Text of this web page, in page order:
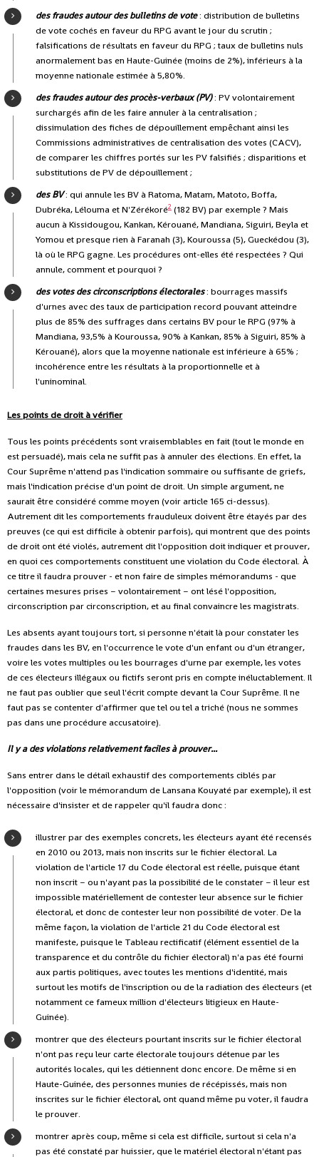
des fraudes autour des bulletins de vote: distribution de bulletins
de vote cochés en faveur du RPG avant le jour du scrutin ;
falsifications de résultats en faveur du RPG ; taux de bulletins nuls
anormalement bas en Haute-Guinée (moins de 2%), inférieurs à la
moyenne nationale estimée à 5,80%.
des fraudes autour des procès-verbaux (PV): PV volontairement
surchargés afin de les faire annuler à la centralisation ;
dissimulation des fiches de dépouillement empêchant ainsi les
Commissions administratives de centralisation des votes (CACV),
de comparer les chiffres portés sur les PV falsifiés ; disparitions et
substitutions de PV de dépouillement ;
des BV: qui annule les BV à Ratoma, Matam, Matoto, Boffa,
Dubréka, Lélouma et N'Zérékoré2 (182 BV) par exemple ? Mais
aucun à Kissidougou, Kankan, Kérouané, Mandiana, Siguiri, Beyla et
Yomou et presque rien à Faranah (3), Kouroussa (5), Gueckédou (3),
là où le RPG gagne. Les procédures ont-elles été respectées ? Qui
annule, comment et pourquoi ?
des votes des circonscriptions électorales: bourrages massifs
d'urnes avec des taux de participation record pouvant atteindre
plus de 85% des suffrages dans certains BV pour le RPG (97% à
Mandiana, 93,5% à Kouroussa, 90% à Kankan, 85% à Siguiri, 85% à
Kérouané), alors que la moyenne nationale est inférieure à 65% ;
incohérence entre les résultats à la proportionnelle et à
l'uninominal.
Les points de droit à vérifier
Tous les points précédents sont vraisemblables en fait (tout le monde en
est persuadé), mais cela ne suffit pas à annuler des élections. En effet, la
Cour Suprême n'attend pas l'indication sommaire ou suffisante de griefs,
mais l'indication précise d'un point de droit. Un simple argument, ne
saurait être considéré comme moyen (voir article 165 ci-dessus).
Autrement dit les comportements frauduleux doivent être étayés par des
preuves (ce qui est difficile à obtenir parfois), qui montrent que des points
de droit ont été violés, autrement dit l'opposition doit indiquer et prouver,
en quoi ces comportements constituent une violation du Code électoral. À
ce titre il faudra prouver - et non faire de simples mémorandums - que
certaines mesures prises – volontairement – ont lésé l'opposition,
circonscription par circonscription, et au final convaincre les magistrats.
Les absents ayant toujours tort, si personne n'était là pour constater les
fraudes dans les BV, en l'occurrence le vote d'un enfant ou d'un étranger,
voire les votes multiples ou les bourrages d'urne par exemple, les votes
de ces électeurs illégaux ou fictifs seront pris en compte inéluctablement. Il
ne faut pas oublier que seul l'écrit compte devant la Cour Suprême. Il ne
faut pas se contenter d'affirmer que tel ou tel a triché (nous ne sommes
pas dans une procédure accusatoire).
Il y a des violations relativement faciles à prouver...
Sans entrer dans le détail exhaustif des comportements ciblés par
l'opposition (voir le mémorandum de Lansana Kouyaté par exemple), il est
nécessaire d'insister et de rappeler qu'il faudra donc :
illustrer par des exemples concrets, les électeurs ayant été recensés
en 2010 ou 2013, mais non inscrits sur le fichier électoral. La
violation de l'article 17 du Code électoral est réelle, puisque étant
non inscrit – ou n'ayant pas la possibilité de le constater – il leur est
impossible matériellement de contester leur absence sur le fichier
électoral, et donc de contester leur non possibilité de voter. De la
même façon, la violation de l'article 21 du Code électoral est
manifeste, puisque le Tableau rectificatif (élément essentiel de la
transparence et du contrôle du fichier électoral) n'a pas été fourni
aux partis politiques, avec toutes les mentions d'identité, mais
surtout les motifs de l'inscription ou de la radiation des électeurs (et
notamment ce fameux million d'électeurs litigieux en Haute-
Guinée).
montrer que des électeurs pourtant inscrits sur le fichier électoral
n'ont pas reçu leur carte électorale toujours détenue par les
autorités locales, qui les détiennent donc encore. De même si en
Haute-Guinée, des personnes munies de récépissés, mais non
inscrites sur le fichier électoral, ont quand même pu voter, il faudra
le prouver.
montrer après coup, même si cela est difficile, surtout si cela n'a
pas été constaté par huissier, que le matériel électoral n'étant pas